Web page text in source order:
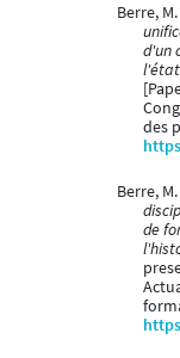
Berre,
d'un
l'état
des
Berre,
de